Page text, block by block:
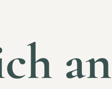
an